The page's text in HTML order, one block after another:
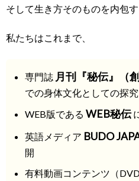
そして生き方そのものを内包
私たちはこれまで、
専門誌 月刊『秘伝』（
での身体文化としての探究
WEB版である WEB秘伝
英語メディア BUDO
開
有料動画コンテンツ（